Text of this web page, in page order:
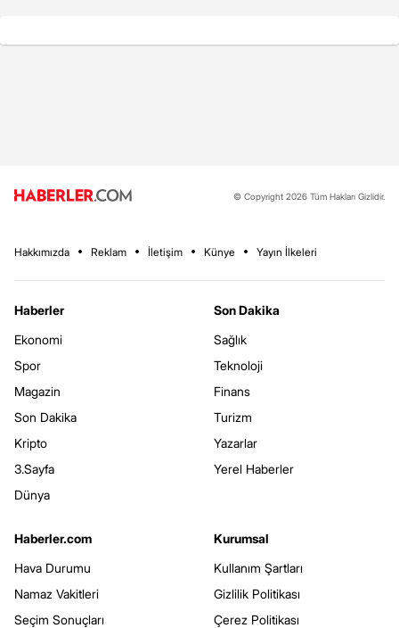
© Copyright 2026 Tüm Hakları Gizlidir.
Hakkımızda Reklam İletişim Künye Yayın İlkeleri
Haberler
Ekonomi
Spor
Magazin
Son Dakika
Kripto
3.Sayfa
Dünya
Son Dakika
Sağlık
Teknoloji
Finans
Turizm
Yazarlar
Yerel Haberler
Haberler.com
Hava Durumu
Namaz Vakitleri
Seçim Sonuçları
Kurumsal
Kullanım Şartları
Gizlilik Politikası
Çerez Politikası